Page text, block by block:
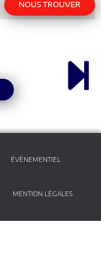
NOUS TROUVER
ÉVÈNEMENTIEL
MENTION LÉGALES